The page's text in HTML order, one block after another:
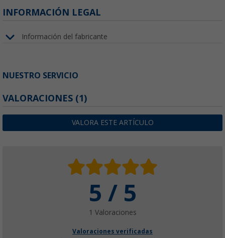
INFORMACIÓN LEGAL
Información del fabricante
NUESTRO SERVICIO
VALORACIONES (1)
VALORA ESTE ARTÍCULO
5 / 5
1 Valoraciones
Valoraciones verificadas